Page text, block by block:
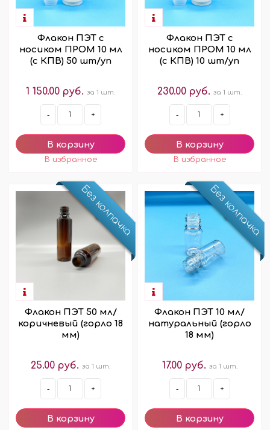
Флакон ПЭТ с
носиком ПРОМ 10 мл
(с КПВ) 50 шт/уп
1 150.00 руб. за 1 шт.
- +
Флакон ПЭТ с
носиком ПРОМ 10 мл
(с КПВ) 10 шт/уп
230.00 руб. за 1 шт.
- +
Без колпачка
Флакон ПЭТ 50 мл/
коричневый (горло 18
мм)
25.00 руб. за 1 шт.
- +
Без колпачка
Без крышки!
Флакон ПЭТ 10 мл/
натуральный (горло
18 мм)
17.00 руб. за 1 шт.
- +
Без крышки!